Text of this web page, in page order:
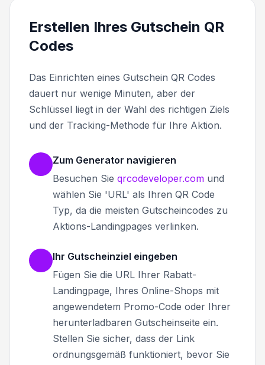
Erstellen Ihres Gutschein QR
Codes
Das Einrichten eines Gutschein QR Codes
dauert nur wenige Minuten, aber der
Schlüssel liegt in der Wahl des richtigen Ziels
und der Tracking-Methode für Ihre Aktion.
Zum Generator navigieren
Besuchen Sie qrcodeveloper.com und
wählen Sie 'URL' als Ihren QR Code
Typ, da die meisten Gutscheincodes zu
Aktions-Landingpages verlinken.
Ihr Gutscheinziel eingeben
Fügen Sie die URL Ihrer Rabatt-
Landingpage, Ihres Online-Shops mit
angewendetem Promo-Code oder Ihrer
herunterladbaren Gutscheinseite ein.
Stellen Sie sicher, dass der Link
ordnungsgemäß funktioniert, bevor Sie